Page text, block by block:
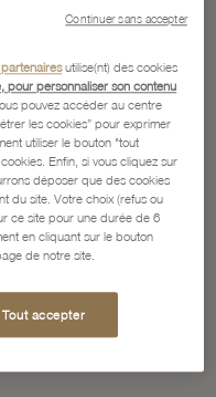
utilise(nt) des cookies
pour personnaliser son contenu
pouvez accéder au centre
les cookies” pour exprimer
utiliser le bouton "tout
Enfin, si vous cliquez sur
déposer que des cookies
du site. Votre choix (refus ou
ce site pour une durée de 6
en cliquant sur le bouton
de notre site.
Tout accepter
Continuer sans accepter